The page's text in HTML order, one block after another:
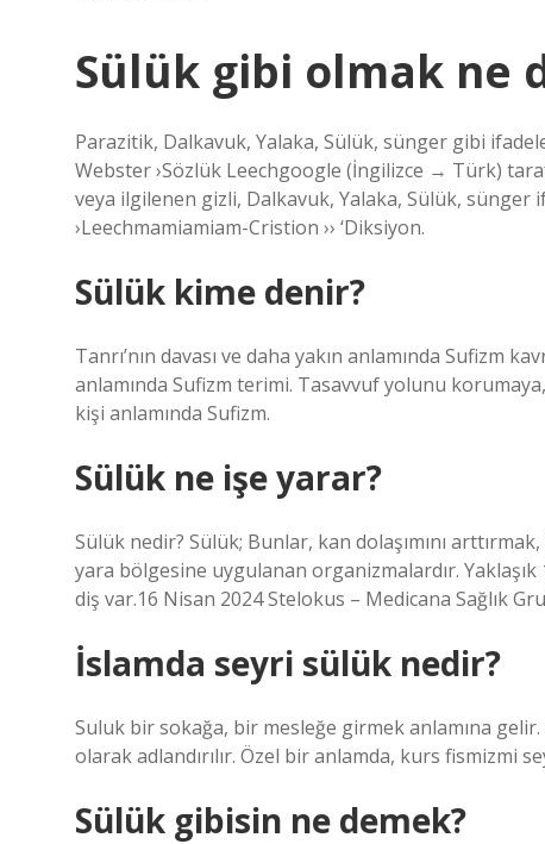
Sülük gibi olmak ne
Parazitik, Dalkavuk, Yalaka, Sülük, sünger gibi
Webster ›Sözlük Leechgoogle (İngilizce → Türk)
veya ilgilenen gizli, Dalkavuk, Yalaka, Sülük, sünger
›Leechmamiamiam-Cristion ›› ‘Diksiyon.
Sülük kime denir?
Tanrı’nın davası ve daha yakın anlamında Sufizm
anlamında Sufizm terimi. Tasavvuf yolunu
kişi anlamında Sufizm.
Sülük ne işe yarar?
Sülük nedir? Sülük; Bunlar, kan dolaşımını
yara bölgesine uygulanan organizmalardır.
diş var.16 Nisan 2024 Stelokus – Medicana Sağlık
İslamda seyri sülük nedir?
Suluk bir sokağa, bir mesleğe girmek anlamına
olarak adlandırılır. Özel bir anlamda, kurs fismizmi
Sülük gibisin ne demek?